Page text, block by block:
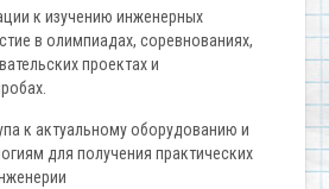
к изучению инженерных
в олимпиадах, соревнованиях,
проектах и
к актуальному оборудованию и
для получения практических